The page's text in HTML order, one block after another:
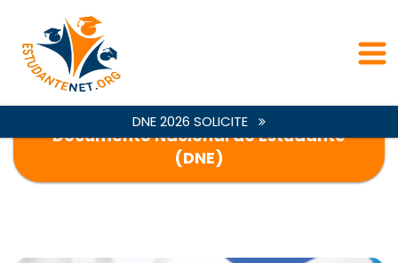
DNE 2026 SOLICITE
Documento Nacional do Estudante
(DNE)